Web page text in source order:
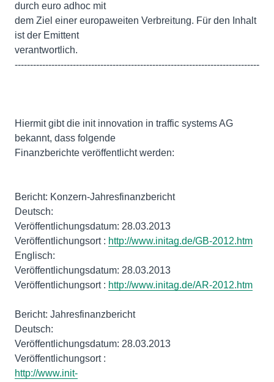
durch euro adhoc mit
dem Ziel einer europaweiten Verbreitung. Für den Inhalt
ist der Emittent
verantwortlich.
--------------------------------------------------------------------------------
Hiermit gibt die init innovation in traffic systems AG
bekannt, dass folgende
Finanzberichte veröffentlicht werden:
Bericht: Konzern-Jahresfinanzbericht
Deutsch:
Veröffentlichungsdatum: 28.03.2013
Veröffentlichungsort : http://www.initag.de/GB-2012.htm
Englisch:
Veröffentlichungsdatum: 28.03.2013
Veröffentlichungsort : http://www.initag.de/AR-2012.htm
Bericht: Jahresfinanzbericht
Deutsch:
Veröffentlichungsdatum: 28.03.2013
http://www.init-